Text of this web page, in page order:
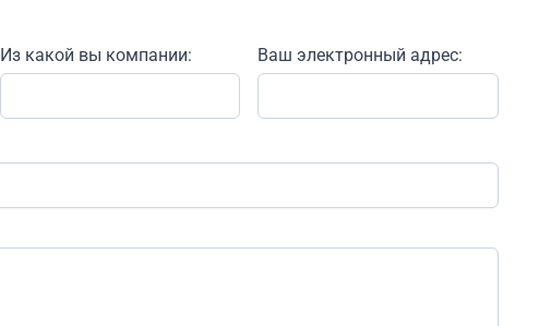
Из какой вы компании: Ваш электронный адрес: